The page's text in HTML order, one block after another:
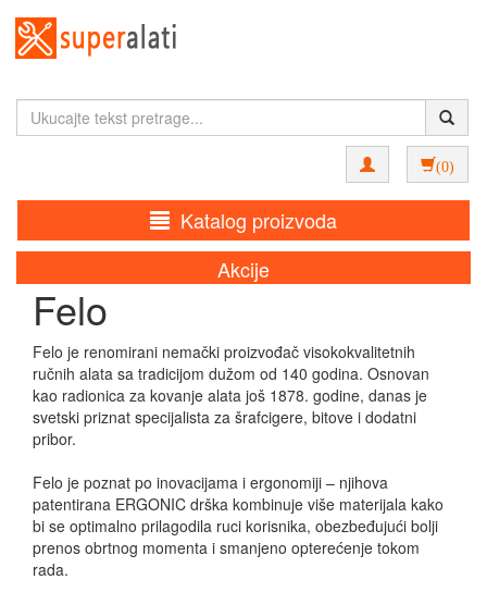
(0)
Katalog proizvoda
Akcije
Felo
Felo je renomirani nemački proizvođač visokokvalitetnih
ručnih alata sa tradicijom dužom od 140 godina. Osnovan
kao radionica za kovanje alata još 1878. godine, danas je
svetski priznat specijalista za šrafcigere, bitove i dodatni
pribor.
Felo je poznat po inovacijama i ergonomiji – njihova
patentirana ERGONIC drška kombinuje više materijala kako
bi se optimalno prilagodila ruci korisnika, obezbeđujući bolji
prenos obrtnog momenta i smanjeno opterećenje tokom
rada.